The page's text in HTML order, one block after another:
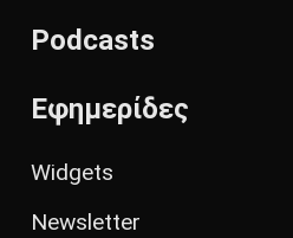
Podcasts
Εφημερίδες
Widgets
Newsletter